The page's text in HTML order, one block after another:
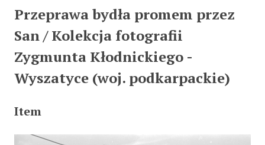
Przeprawa bydła promem przez
San / Kolekcja fotografii
Zygmunta Kłodnickiego -
Wyszatyce (woj. podkarpackie)
Item